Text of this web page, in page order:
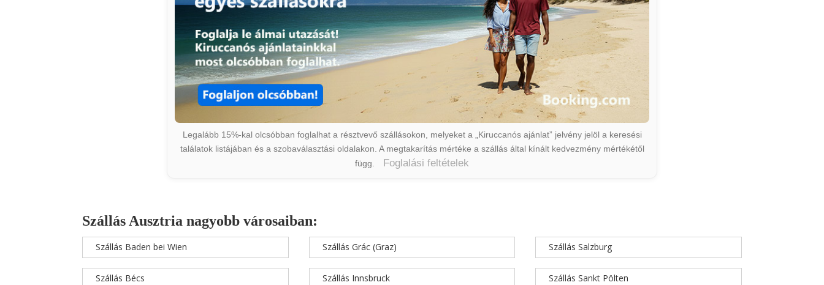
Legalább 15%-kal olcsóbban foglalhat a résztvevő szállásokon, melyeket a „Kiruccanós ajánlat” jelvény jelöl a keresési
találatok listájában és a szobaválasztási oldalakon. A megtakarítás mértéke a szállás által kínált kedvezmény mértékétől
függ.
Foglalási feltételek
Szállás Ausztria nagyobb városaiban:
Szállás Baden bei Wien
Szállás Bécs
Szállás Grác (Graz)
Szállás Innsbruck
Szállás Salzburg
Szállás Sankt Pölten